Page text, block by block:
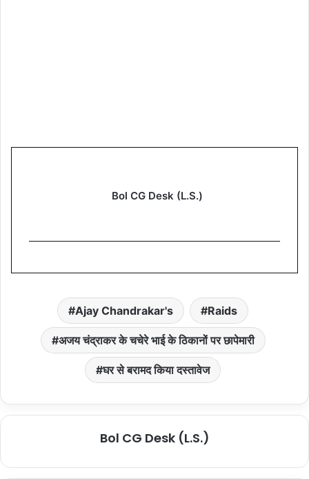
Bol CG Desk (L.S.)
Ajay Chandrakar's Raids
अजय चंद्राकर के चचेरे भाई के ठिकानों पर छापेमारी
घर से बरामद किया दस्तावेज
Bol CG Desk (L.S.)